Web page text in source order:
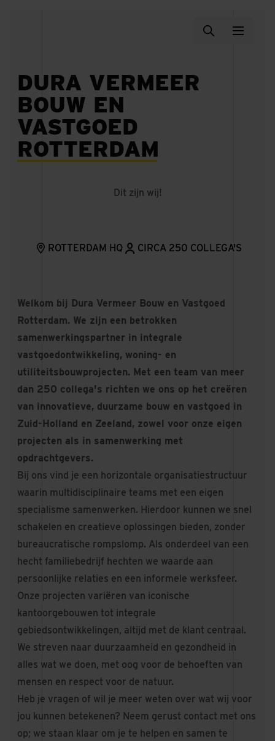
DURA VERMEER
BOUW EN
VASTGOED
ROTTERDAM
Dit zijn wij!
ROTTERDAM HQ CIRCA 250 COLLEGA'S
Welkom bij Dura Vermeer Bouw en Vastgoed
Rotterdam. We zijn een betrokken
samenwerkingspartner in integrale
vastgoedontwikkeling, woning- en
utiliteitsbouwprojecten. Met een team van meer
dan 250 collega's richten we ons op het creëren
van innovatieve, duurzame bouw en vastgoed in
Zuid-Holland en Zeeland, zowel voor onze eigen
projecten als in samenwerking met
opdrachtgevers.
Bij ons vind je een horizontale organisatiestructuur
waarin multidisciplinaire teams met een eigen
specialisme samenwerken. Hierdoor kunnen we snel
schakelen en creatieve oplossingen bieden, zonder
bureaucratische rompslomp. Als onderdeel van een
hecht familiebedrijf hechten we waarde aan
persoonlijke relaties en een informele werksfeer.
Onze projecten variëren van iconische
kantoorgebouwen tot integrale
gebiedsontwikkelingen, altijd met de klant centraal.
We streven naar duurzaamheid en gezondheid in
alles wat we doen, met oog voor de behoeften van
mensen en respect voor de natuur.
Heb je vragen of wil je meer weten over wat wij voor
jou kunnen betekenen? Neem gerust contact met ons
op; we staan klaar om je te helpen en samen te